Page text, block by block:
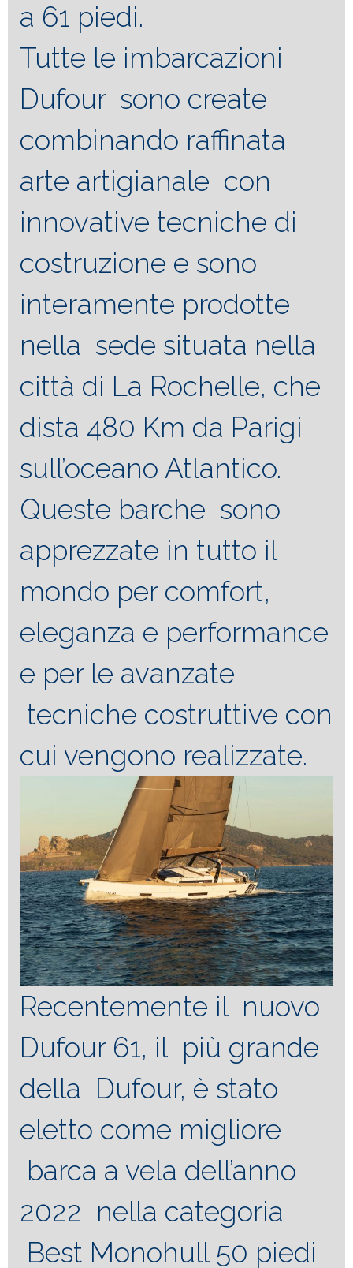
a 61 piedi.
Tutte le imbarcazioni
Dufour sono create
combinando raffinata
arte artigianale con
innovative tecniche di
costruzione e sono
interamente prodotte
nella sede situata nella
città di La Rochelle, che
dista 480 Km da Parigi
sull’oceano Atlantico.
Queste barche sono
apprezzate in tutto il
mondo per comfort,
eleganza e performance
e per le avanzate
tecniche costruttive con
cui vengono realizzate.
Recentemente il nuovo
Dufour 61, il più grande
della Dufour, è stato
eletto come migliore
barca a vela dell’anno
2022 nella categoria
Best Monohull 50 piedi